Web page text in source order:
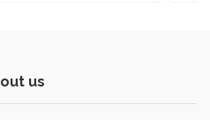
us